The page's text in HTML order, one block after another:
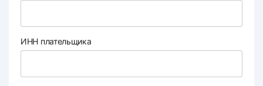
ИНН плательщика